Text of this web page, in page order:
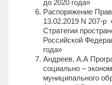
до 2020 года»
Распоряжение
13.02.2019 N 207-
Стратегии
Российской
года»
Андреев, А.А
социально –
муниципального